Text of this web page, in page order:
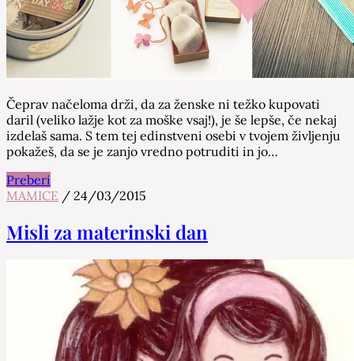
Čeprav načeloma drži, da za ženske ni težko kupovati
daril (veliko lažje kot za moške vsaj!), je še lepše, če nekaj
izdelaš sama. S tem tej edinstveni osebi v tvojem življenju
pokažeš, da se je zanjo vredno potruditi in jo…
Preberi
MAMICE / 24/03/2015
Misli za materinski dan